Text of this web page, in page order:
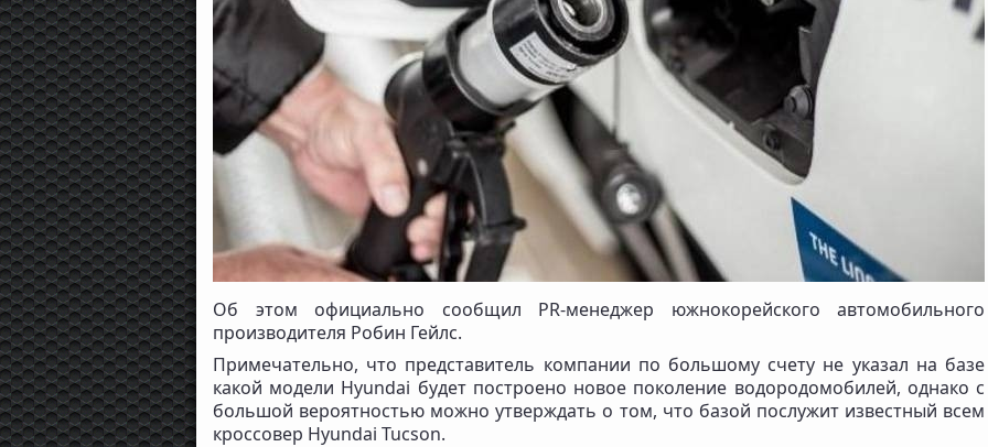
Об этом официально сообщил PR-менеджер южнокорейского автомобильного
производителя Робин Гейлс.
Примечательно, что представитель компании по большому счету не указал на базе
какой модели Hyundai будет построено новое поколение водородомобилей, однако с
большой вероятностью можно утверждать о том, что базой послужит известный всем
кроссовер Hyundai Tucson.